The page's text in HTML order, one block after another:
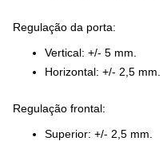
Regulação da porta:
Vertical: +/- 5 mm.
Horizontal: +/- 2,5 mm.
Regulação frontal:
Superior: +/- 2,5 mm.